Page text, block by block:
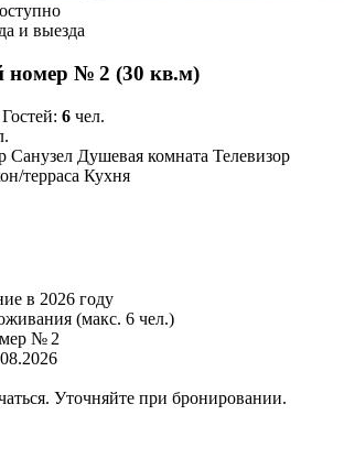
и выезда
номер № 2 (30 кв.м)
Гостей: 6 чел.
Санузел Душевая комната Телевизор
терраса Кухня
в 2026 году
(макс. 6 чел.)
№ 2
Уточняйте при бронировании.